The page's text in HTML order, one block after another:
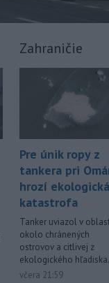
Zahraničie
Pre únik ropy z
tankera pri
hrozí ekologická
katastrofa
Tanker uviazol v
okolo chránených
ostrovov a citlivej z
ekologického hľadiska.
včera 21:59